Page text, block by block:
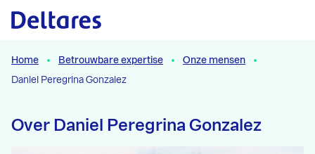
Naar hoofdcontent
Home Betrouwbare expertise
Onze mensen
Daniel Peregrina Gonzalez
Over Daniel Peregrina Gonzalez